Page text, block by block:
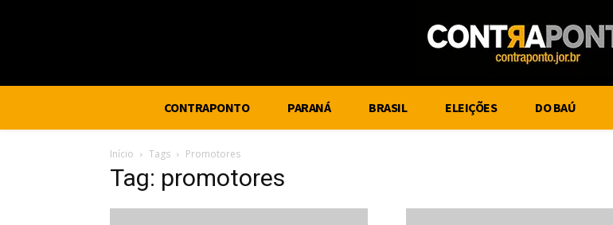
CONTRAPONTO PARANÁ BRASIL ELEIÇÕES DO BAÚ
Início Tags Promotores
Tag: promotores